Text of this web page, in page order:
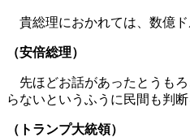
貴総理におかれては、数億ド
（安倍総理）
先ほどお話があったとうもろ
らないというふうに民間も判
（トランプ大統領）